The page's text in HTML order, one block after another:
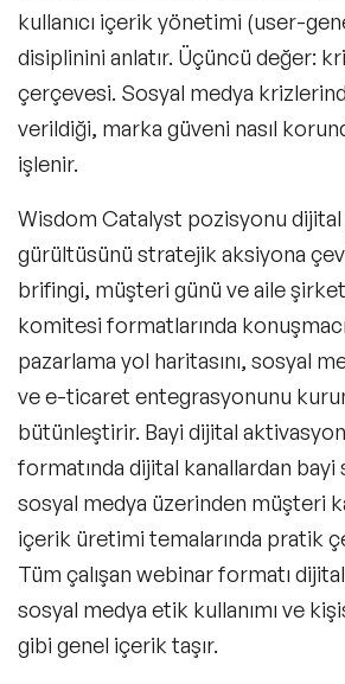
kullanıcı içerik yönetimi (user-
disiplinini anlatır. Üçüncü değer:
çerçevesi. Sosyal medya
verildiği, marka güveni nasıl
işlenir.
Wisdom Catalyst pozisyonu dijital
gürültüsünü stratejik aksiyona
brifingi, müşteri günü ve aile
komitesi formatlarında
pazarlama yol haritasını, sosyal
ve e-ticaret entegrasyonunu
bütünleştirir. Bayi dijital
formatında dijital kanallardan bayi
sosyal medya üzerinden müşteri
içerik üretimi temalarında pratik
Tüm çalışan webinar formatı
sosyal medya etik kullanımı ve
gibi genel içerik taşır.